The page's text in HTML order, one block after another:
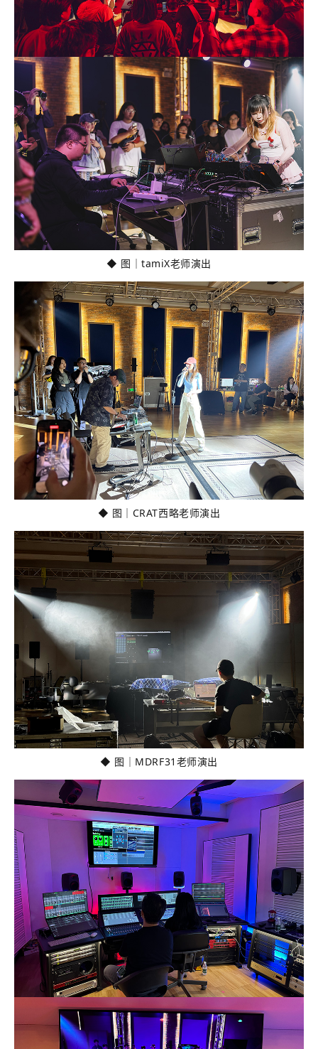
◆ 图｜tamiX老师演出
◆ 图｜CRAT西略老师演出
◆ 图｜MDRF31老师演出